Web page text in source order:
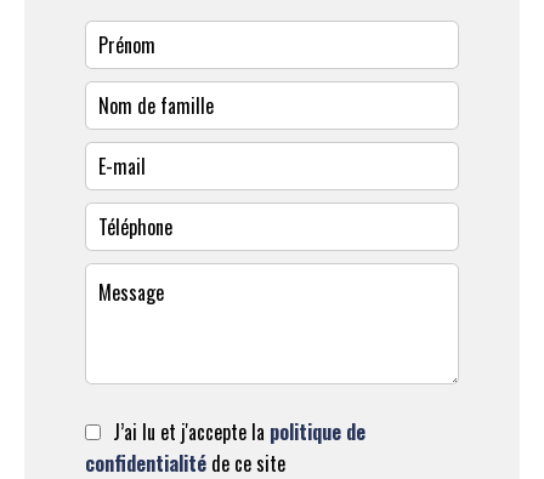
J’ai lu et j'accepte la politique de
confidentialité de ce site